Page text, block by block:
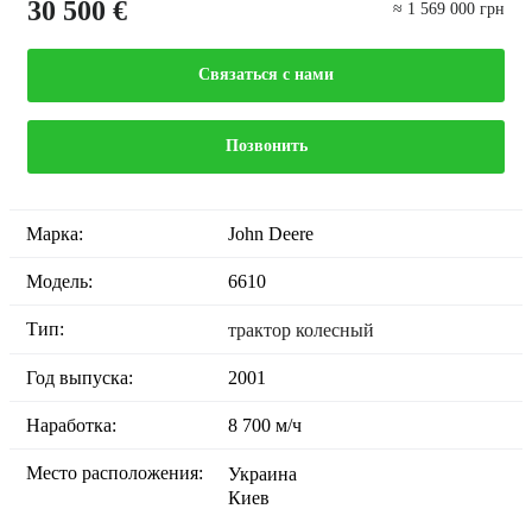
30 500 € ≈ 1 569 000 грн
Связаться с нами
Позвонить
Марка: John Deere
Модель: 6610
Тип: трактор колесный
Год выпуска: 2001
Наработка: 8 700 м/ч
Место расположения:
Украина
Киев